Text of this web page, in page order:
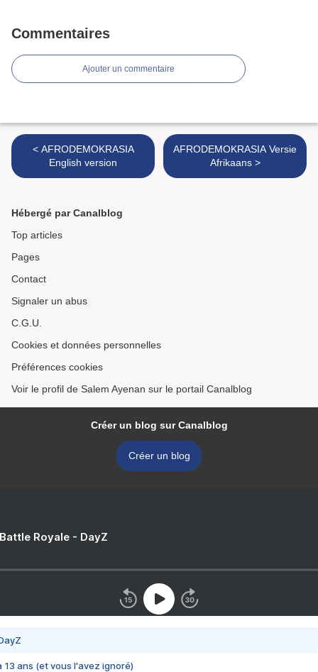
Commentaires
Ajouter un commentaire
< AFRODEMOKRASIA
English version
AFRODEMOKRASIA Versie
Afrikaans >
Hébergé par Canalblog
Top articles
Pages
Contact
Signaler un abus
C.G.U.
Cookies et données personnelles
Préférences cookies
Voir le profil de Salem Ayenan sur le portail Canalblog
Créer un blog sur Canalblog
Créer un blog
Royale - DayZ
13 ans (et vous l'avez ignoré)